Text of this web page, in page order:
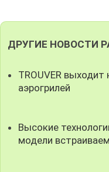
ДРУГИЕ НОВОСТИ
TROUVER
аэрогрилей
Высокие
модели